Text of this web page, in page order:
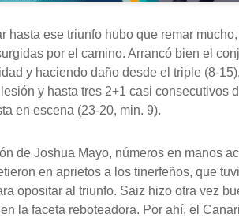
hasta ese triunfo hubo que remar
por el camino. Arrancó bien el
y haciendo daño desde el triple (8-
y hasta tres 2+1 casi consecutivos
en escena (23-20, min. 9).
de Joshua Mayo, números en manos
en aprietos a los tinerfeños, que
opositar al triunfo. Saiz hizo otra vez
la faceta reboteadora. Por ahí, el